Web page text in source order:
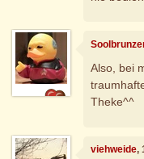
Also, bei
Theke^^
viehweide,